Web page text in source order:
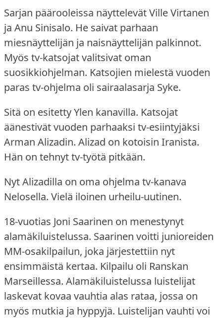
Sarjan päärooleissa näyttelevät Ville Virtanen
ja Anu Sinisalo. He saivat parhaan
miesnäyttelijän ja naisnäyttelijän palkinnot.
Myös tv-katsojat valitsivat oman
suosikkiohjelman. Katsojien mielestä vuoden
paras tv-ohjelma oli sairaalasarja Syke.
Sitä on esitetty Ylen kanavilla. Katsojat
äänestivät vuoden parhaaksi tv-esiintyjäksi
Arman Alizadin. Alizad on kotoisin Iranista.
Hän on tehnyt tv-työtä pitkään.
Nyt Alizadilla on oma ohjelma tv-kanava
Nelosella. Vielä iloinen urheilu-uutinen.
18-vuotias Joni Saarinen on menestynyt
alamäkiluistelussa. Saarinen voitti junioreiden
MM-osakilpailun, joka järjestettiin nyt
ensimmäistä kertaa. Kilpailu oli Ranskan
Marseillessa. Alamäkiluistelussa luistelijat
laskevat kovaa vauhtia alas rataa, jossa on
myös mutkia ja hyppyjä. Luistelijan vauhti voi